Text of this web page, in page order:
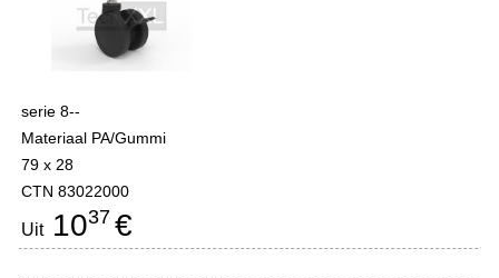
serie 8--
Materiaal PA/Gummi
79 x 28
CTN 83022000
Uit1037 €